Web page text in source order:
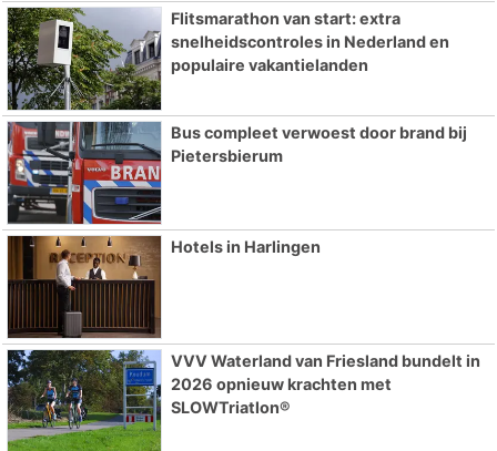
Flitsmarathon van start: extra
snelheidscontroles in Nederland en
populaire vakantielanden
Bus compleet verwoest door brand bij
Pietersbierum
Hotels in Harlingen
VVV Waterland van Friesland bundelt in
2026 opnieuw krachten met
SLOWTriatlon®